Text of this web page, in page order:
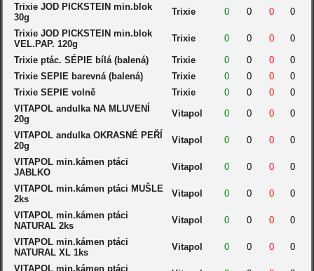
Trixie JOD PICKSTEIN min.blok
30g
Trixie 0 0 0 0
Trixie JOD PICKSTEIN min.blok
VEL.PAP. 120g
Trixie 0 0 0 0
Trixie ptác. SÉPIE bílá (balená) Trixie 0 0 0
0
Trixie SEPIE barevná (balená)
Trixie 0 0 0
0
Trixie SEPIE volně
Trixie 0 0 0
0
VITAPOL andulka NA MLUVENÍ
20g
Vitapol 0 0 0 0
VITAPOL andulka OKRASNÉ PEŘÍ
20g
Vitapol 0 0 0 0
VITAPOL min.kámen ptáci
JABLKO
Vitapol 0 0 0 0
VITAPOL min.kámen ptáci MUŠLE
2ks
Vitapol 0 0 0 0
VITAPOL min.kámen ptáci
NATURAL 2ks
Vitapol 0 0 0 0
VITAPOL min.kámen ptáci
NATURAL XL 1ks
Vitapol 0 0 0 0
VITAPOL min.kámen ptáci